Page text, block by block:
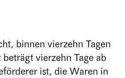
binnen vierzehn Tagen
vierzehn Tage ab
ist, die Waren in